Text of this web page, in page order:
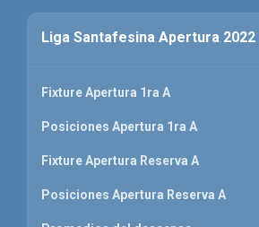
Liga Santafesina Apertura 2022
Fixture Apertura 1ra A
Posiciones Apertura 1ra A
Fixture Apertura Reserva A
Posiciones Apertura Reserva A